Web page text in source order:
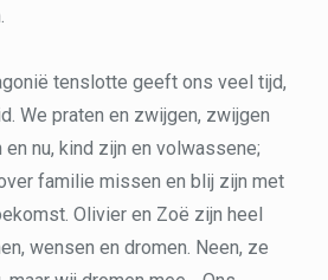
tenslotte geeft ons veel tijd,
We praten en zwijgen, zwijgen
en nu, kind zijn en volwassene;
familie missen en blij zijn met
Olivier en Zoë zijn heel
wensen en dromen. Neen, ze